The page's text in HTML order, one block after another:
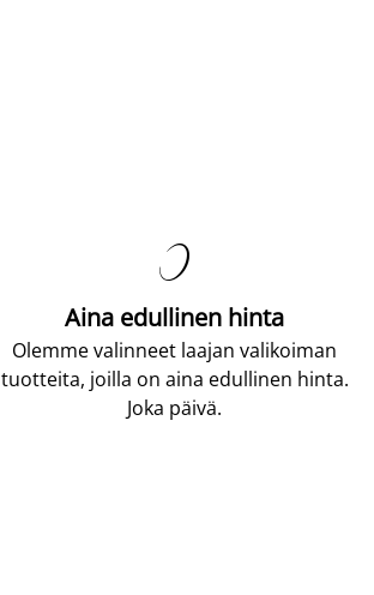

Aina edullinen hinta
Olemme valinneet laajan valikoiman
tuotteita, joilla on aina edullinen hinta.
Joka päivä.